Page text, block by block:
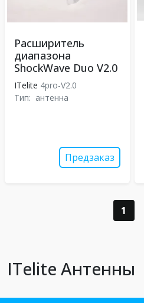
Расширитель
диапазона
ShockWave Duo V2.0
ITelite 4pro-V2.0
Тип: антенна
Предзаказ
1
ITelite Антенны